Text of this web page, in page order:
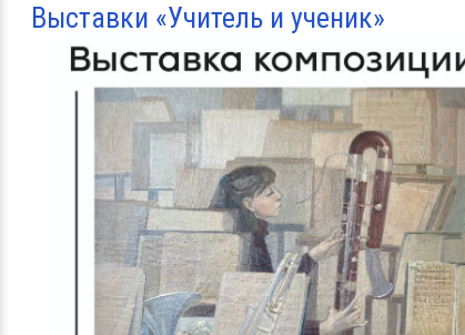
Выставки «Учитель и ученик»